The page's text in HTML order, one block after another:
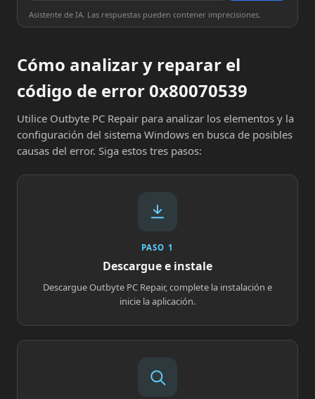
Asistente de IA. Las respuestas pueden contener imprecisiones.
Cómo analizar y reparar el
código de error 0x80070539
Utilice Outbyte PC Repair para analizar los elementos y la
configuración del sistema Windows en busca de posibles
causas del error. Siga estos tres pasos:
PASO 1
Descargue e instale
Descargue Outbyte PC Repair, complete la instalación e
inicie la aplicación.